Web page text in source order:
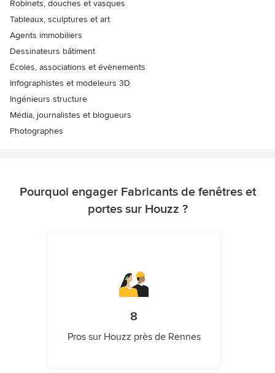
Robinets, douches et vasques
Tableaux, sculptures et art
Agents immobiliers
Dessinateurs bâtiment
Écoles, associations et évènements
Infographistes et modeleurs 3D
Ingénieurs structure
Média, journalistes et blogueurs
Photographes
Pourquoi engager Fabricants de fenêtres et
portes sur Houzz ?
8
Pros sur Houzz près de Rennes